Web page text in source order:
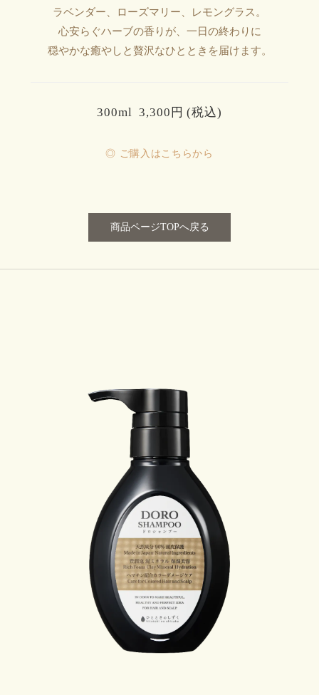
ラベンダー、ローズマリー、レモングラス。
心安らぐハーブの香りが、一日の終わりに
穏やかな癒やしと贅沢なひとときを届けます。
300ml 3,300円 (税込)
◎ ご購入はこちらから
商品ページTOPへ戻る